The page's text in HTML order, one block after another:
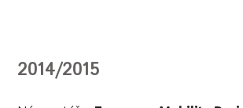
2014/2015